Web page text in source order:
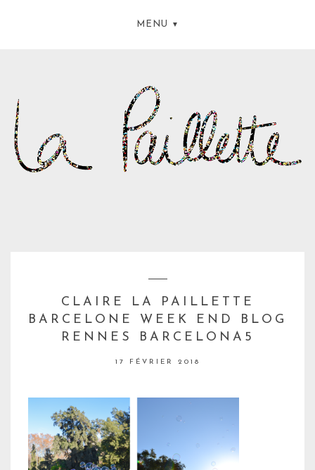
MENU
CLAIRE LA PAILLETTE
BARCELONE WEEK END BLOG
RENNES BARCELONA5
17 FÉVRIER 2018